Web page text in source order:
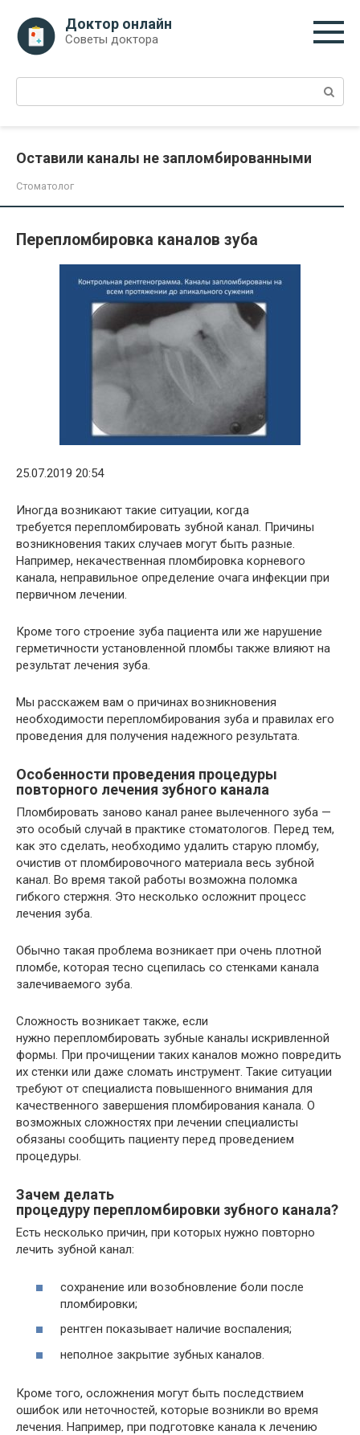
контенту
Доктор онлайн
Советы доктора
Поиск:
Оставили каналы не запломбированными
Стоматолог
Перепломбировка каналов зуба
25.07.2019 20:54
Иногда возникают такие ситуации, когда
требуется перепломбировать зубной канал. Причины
возникновения таких случаев могут быть разные.
Например, некачественная пломбировка корневого
канала, неправильное определение очага инфекции при
первичном лечении.
Кроме того строение зуба пациента или же нарушение
герметичности установленной пломбы также влияют на
результат лечения зуба.
Мы расскажем вам о причинах возникновения
необходимости перепломбирования зуба и правилах его
проведения для получения надежного результата.
Особенности проведения процедуры
повторного лечения зубного канала
Пломбировать заново канал ранее вылеченного зуба —
это особый случай в практике стоматологов. Перед тем,
как это сделать, необходимо удалить старую пломбу,
очистив от пломбировочного материала весь зубной
канал. Во время такой работы возможна поломка
гибкого стержня. Это несколько осложнит процесс
лечения зуба.
Обычно такая проблема возникает при очень плотной
пломбе, которая тесно сцепилась со стенками канала
залечиваемого зуба.
Сложность возникает также, если
нужно перепломбировать зубные каналы искривленной
формы. При прочищении таких каналов можно повредить
их стенки или даже сломать инструмент. Такие ситуации
требуют от специалиста повышенного внимания для
качественного завершения пломбирования канала. О
возможных сложностях при лечении специалисты
обязаны сообщить пациенту перед проведением
процедуры.
Зачем делать
процедуру перепломбировки зубного канала?
Есть несколько причин, при которых нужно повторно
лечить зубной канал:
сохранение или возобновление боли после
пломбировки;
рентген показывает наличие воспаления;
неполное закрытие зубных каналов.
Кроме того, осложнения могут быть последствием
ошибок или неточностей, которые возникли во время
лечения. Например, при подготовке канала к лечению